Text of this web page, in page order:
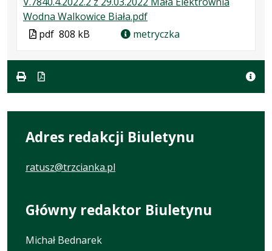
Wodna Walkowice Biała.pdf.
Plik
formacie:
.
Rozmiar
pliku:
808
.
Otwiera
się
w
Plik
formacie
pdf 808 kB metryczka
Adres redakcji Biuletynu
ratusz@trzcianka.pl
Główny redaktor Biuletynu
Michał Bednarek